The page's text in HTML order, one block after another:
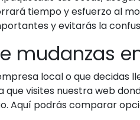
tiempo y esfuerzo al
y evitarás la
mudanzas
local o que
que visites nuestra web
Aquí podrás comparar